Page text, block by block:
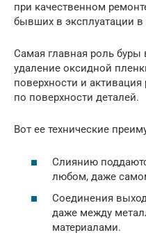
при качественном
бывших в эксплуатации в
Самая главная роль буры
удаление оксидной
поверхности и
по поверхности деталей.
Вот ее технические
Слиянию
любом, даже
Соединения
даже между
материалами.